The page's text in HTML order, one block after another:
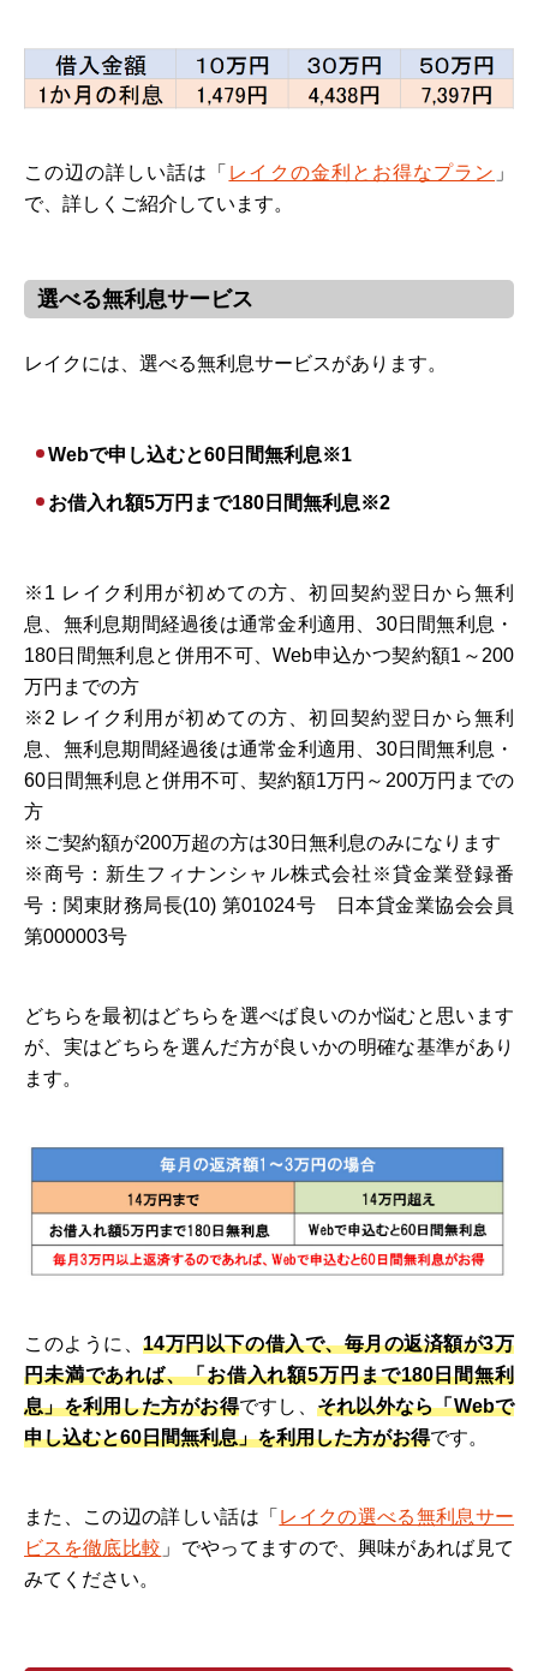
この辺の詳しい話は「 レイクの金利とお得なプラン 」
で、詳しくご紹介しています。
選べる無利息サービス
レイクには、選べる無利息サービスがあります。
Webで申し込むと60日間無利息※1
お借入れ額5万円まで180日間無利息※2
※1 レイク利用が初めての方、初回契約翌日から無利
息、無利息期間経過後は通常金利適用、30日間無利息・
180日間無利息と併用不可、Web申込かつ契約額1～200
万円までの方
※2 レイク利用が初めての方、初回契約翌日から無利
息、無利息期間経過後は通常金利適用、30日間無利息・
60日間無利息と併用不可、契約額1万円～200万円までの
方
※ご契約額が200万超の方は30日無利息のみになります
※商号：新生フィナンシャル株式会社※貸金業登録番
号：関東財務局長(10) 第01024号 日本貸金業協会会員
第000003号
どちらを最初はどちらを選べば良いのか悩むと思います
が、実はどちらを選んだ方が良いかの明確な基準があり
ます。
このように、14万円以下の借入で、毎月の返済額が3万
円未満であれば、「お借入れ額5万円まで180日間無利
息」を利用した方がお得ですし、 それ以外なら「Webで
申し込むと60日間無利息」を利用した方がお得です。
また、この辺の詳しい話は「 レイクの選べる無利息サー
ビスを徹底比較 」でやってますので、興味があれば見て
みてください。